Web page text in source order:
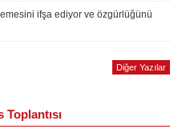
ifşa ediyor ve özgürlüğünü
Diğer Yazılar
Toplantısı